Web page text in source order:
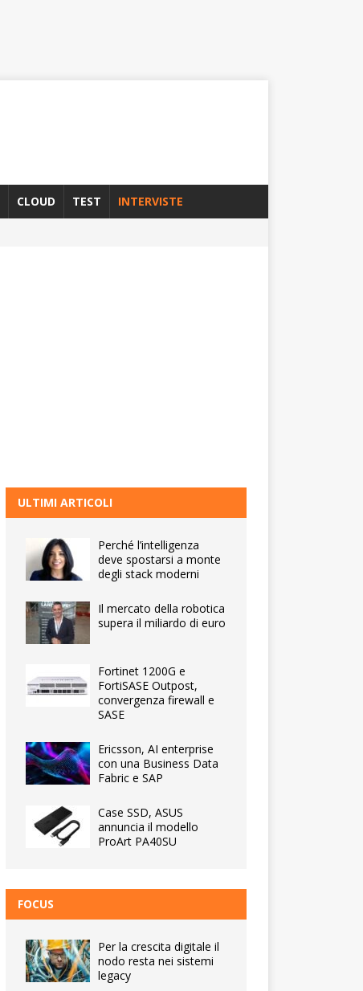
CLOUD TEST INTERVISTE
ULTIMI ARTICOLI
Perché l’intelligenza
deve spostarsi a monte
degli stack moderni
Il mercato della robotica
supera il miliardo di euro
Fortinet 1200G e
FortiSASE Outpost,
convergenza firewall e
SASE
Ericsson, AI enterprise
con una Business Data
Fabric e SAP
Case SSD, ASUS
annuncia il modello
ProArt PA40SU
FOCUS
Per la crescita digitale il
nodo resta nei sistemi
legacy